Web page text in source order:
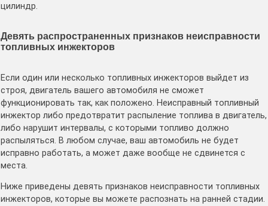
цилиндр.
Девять распространенных признаков неисправности
топливных инжекторов
Если один или несколько топливных инжекторов выйдет из
строя, двигатель вашего автомобиля не сможет
функционировать так, как положено. Неисправный топливный
инжектор либо предотвратит распыление топлива в двигатель,
либо нарушит интервалы, с которыми топливо должно
распыляться. В любом случае, ваш автомобиль не будет
исправно работать, а может даже вообще не сдвинется с
места.
Ниже приведены девять признаков неисправности топливных
инжекторов, которые вы можете распознать на ранней стадии.